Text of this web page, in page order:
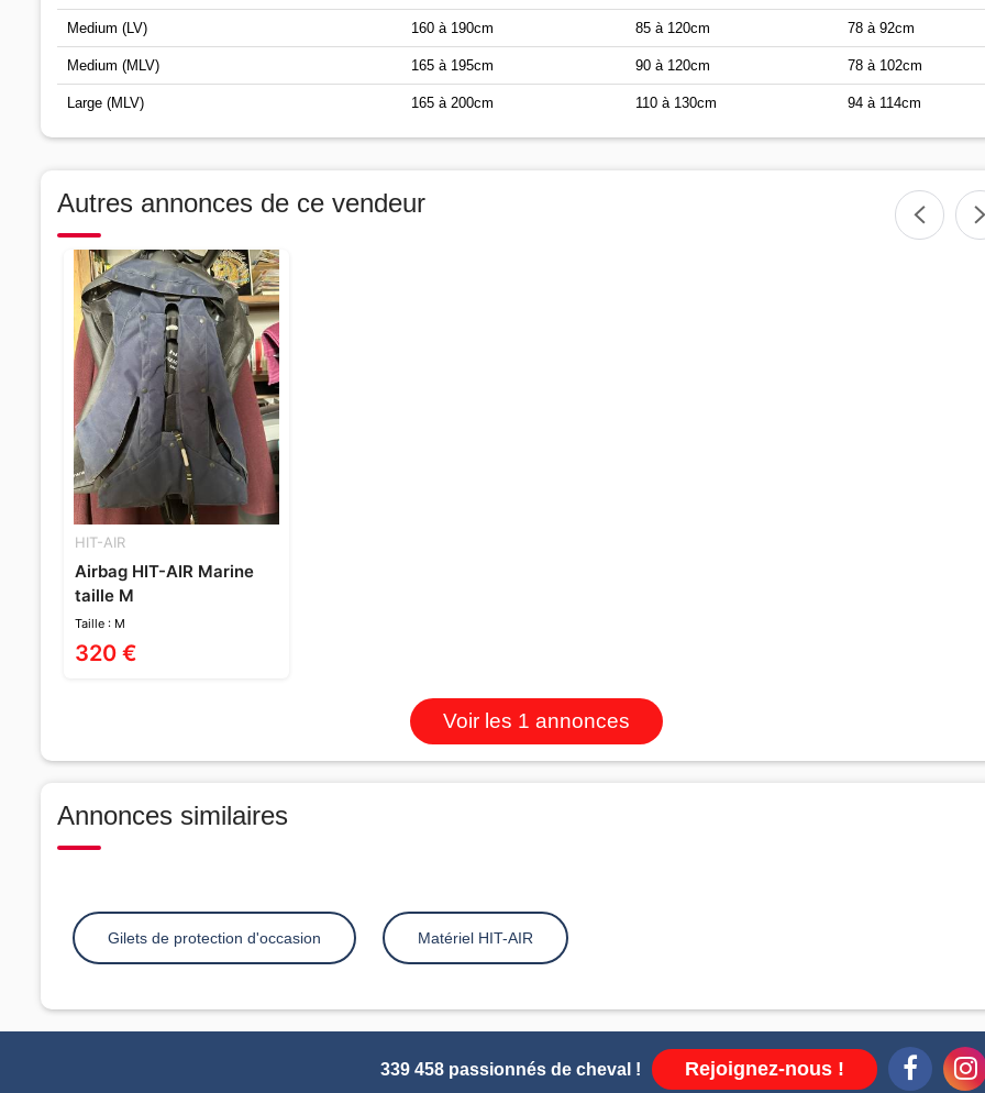
Medium (LV) 160 à 190cm 85 à 120cm 78 à 92cm
Medium (MLV) 165 à 195cm 90 à 120cm 78 à 102cm
Large (MLV) 165 à 200cm 110 à 130cm 94 à 114cm
Autres annonces de ce vendeur
HIT-AIR
Airbag HIT-AIR Marine
taille M
Taille : M
320 €
Voir les 1 annonces
Annonces similaires
Gilets de protection d'occasion Matériel HIT-AIR
339 458 passionnés de cheval ! Rejoignez-nous !